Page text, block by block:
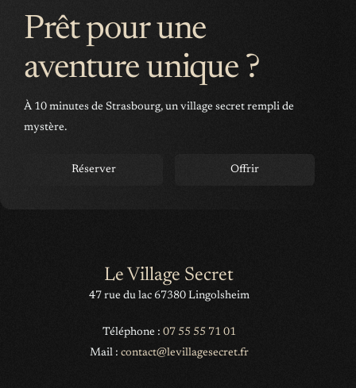
Prêt pour une
aventure unique ?
À 10 minutes de Strasbourg, un village secret rempli de
mystère.
Réserver Offrir
Le Village Secret
47 rue du lac 67380 Lingolsheim
Téléphone : 07 55 55 71 01
Mail : contact@levillagesecret.fr